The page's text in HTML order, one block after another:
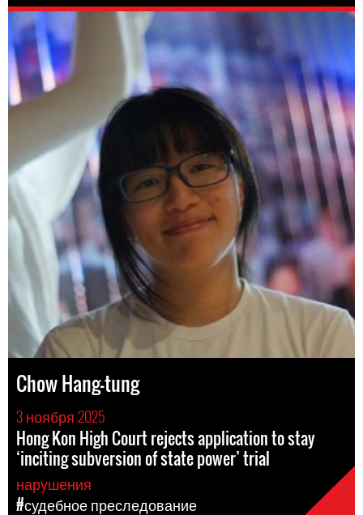
Chow Hang-tung
3 ноября 2025
Hong Kon High Court rejects application to stay
‘inciting subversion of state power’ trial
нарушения
#судебное преследование